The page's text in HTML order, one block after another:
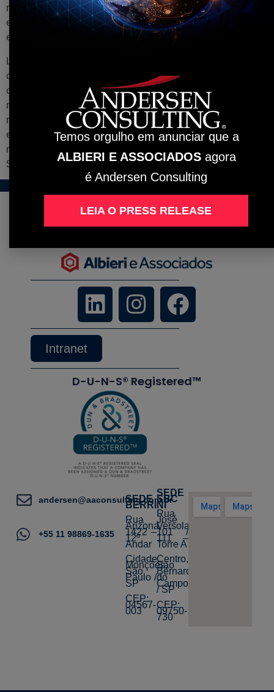
mercado, colocando a nuestro país, respectivamente,
en 40º y 10º lugar, por encima de la media de los demás
evaluados.
Los puntos en los que Brasil dejó más a desear son,
claramente, fruto del actual escenario económico y, en
opinión de Luiz Albieri, no deberían contar tan
negativamente para la evaluación, ya que reflejan un
momento particular que el país está pasando. Ellos son:
estabilidad macroeconómica, mercado de consumo y
mercado de trabajo, que colocaron a Brasil detrás de
Sudáfrica, por ejemplo.
andersen@aaconsulting.com.br
+55 11 98869-1635
SEDE
BERRINI
Rua
Arizona,
1422 –
12º
Andar
Cidade
Monções,
São
Paulo /
SP
CEP:
04567-
003
SEDE
SBC
Rua
José
Versolato,
101 /
111 –
Torre A
Centro,
São
Bernardo
do
Campo
/ SP
CEP:
09750-
730
Intranet
D-U-N-S® Registered™
Temos orgulho em anunciar que a
ALBIERI E ASSOCIADOSagora
é Andersen Consulting
LEIA O PRESS RELEASE